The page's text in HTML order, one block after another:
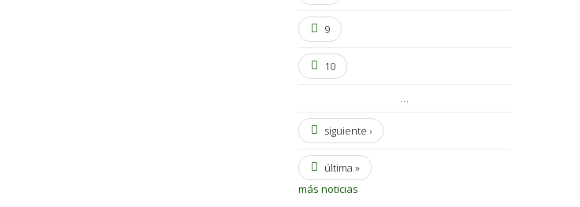
9
10
…
siguiente ›
última »
más noticias